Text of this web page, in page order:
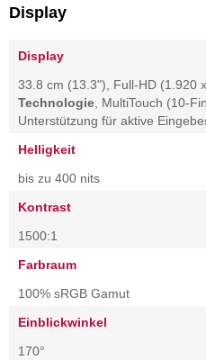
Display
Display
33.8 cm (13.3"), Full-HD (1.920
Technologie , MultiTouch (10-
Unterstützung für aktive
Helligkeit
bis zu 400 nits
Kontrast
1500:1
Farbraum
100% sRGB Gamut
Einblickwinkel
170°